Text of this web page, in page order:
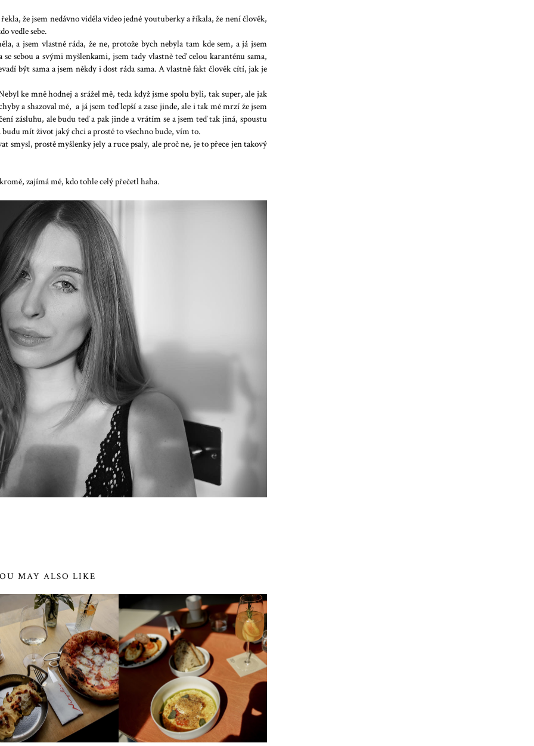
že jsem nedávno viděla video jedné youtuberky a říkala, že není člověk,
vedle sebe.
a jsem vlastně ráda, že ne, protože bych nebyla tam kde sem, a já jsem
sebou a svými myšlenkami, jsem tady vlastně teď celou karanténu sama,
být sama a jsem někdy i dost ráda sama. A vlastně fakt člověk cítí, jak je
ke mně hodnej a srážel mě, teda když jsme spolu byli, tak super, ale jak
a shazoval mě, a já jsem teď lepší a zase jinde, ale i tak mě mrzí že jsem
zásluhu, ale budu teď a pak jinde a vrátím se a jsem teď tak jiná, spoustu
budu mít život jaký chci a prostě to všechno bude, vím to.
smysl, prostě myšlenky jely a ruce psaly, ale proč ne, je to přece jen takový
zajímá mě, kdo tohle celý přečetl haha.
MAY ALSO LIKE